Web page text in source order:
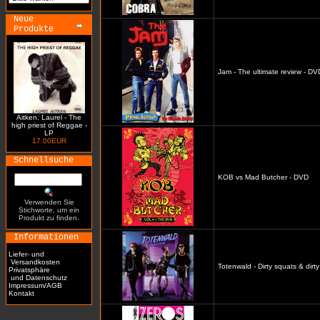
Neue
Produkte
Aitken, Laurel - The
high priest of Reggae -
LP
17.00EUR
Schnellsuche
Verwenden Sie
Stichworte, um ein
Produkt zu finden.
Informationen
Liefer- und
Versandkosten
Privatsphäre
und Datenschutz
Impressum/AGB
Kontakt
Jam - The ultimate review -
KOB vs Mad Butcher - DVD
Totenwald - Dirty squats &